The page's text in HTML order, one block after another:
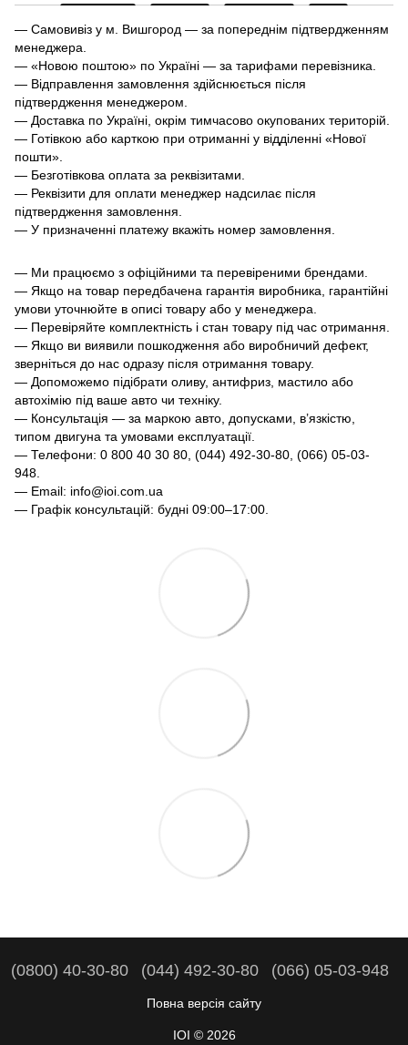
— Самовивіз у м. Вишгород — за попереднім підтвердженням
менеджера.
— «Новою поштою» по Україні — за тарифами перевізника.
— Відправлення замовлення здійснюється після
підтвердження менеджером.
— Доставка по Україні, окрім тимчасово окупованих територій.
— Готівкою або карткою при отриманні у відділенні «Нової
пошти».
— Безготівкова оплата за реквізитами.
— Реквізити для оплати менеджер надсилає після
підтвердження замовлення.
— У призначенні платежу вкажіть номер замовлення.
— Ми працюємо з офіційними та перевіреними брендами.
— Якщо на товар передбачена гарантія виробника, гарантійні
умови уточнюйте в описі товару або у менеджера.
— Перевіряйте комплектність і стан товару під час отримання.
— Якщо ви виявили пошкодження або виробничий дефект,
зверніться до нас одразу після отримання товару.
— Допоможемо підібрати оливу, антифриз, мастило або
автохімію під ваше авто чи техніку.
— Консультація — за маркою авто, допусками, в’язкістю,
типом двигуна та умовами експлуатації.
— Телефони: 0 800 40 30 80, (044) 492-30-80, (066) 05-03-
948.
— Email: info@ioi.com.ua
— Графік консультацій: будні 09:00–17:00.
(0800) 40-30-80 (044) 492-30-80 (066) 05-03-948
Повна версія сайту
IOI © 2026